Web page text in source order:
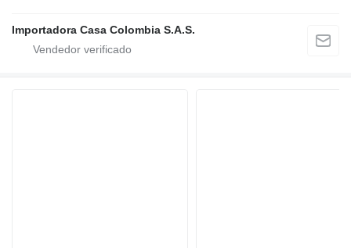
Importadora Casa Colombia S.A.S.